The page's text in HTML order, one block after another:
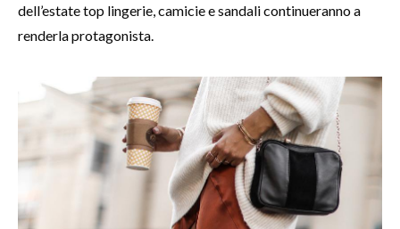
dell’estate top lingerie, camicie e sandali continueranno a
renderla protagonista.